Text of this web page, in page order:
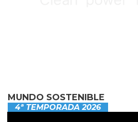
MUNDO SOSTENIBLE
4ª TEMPORADA 2026